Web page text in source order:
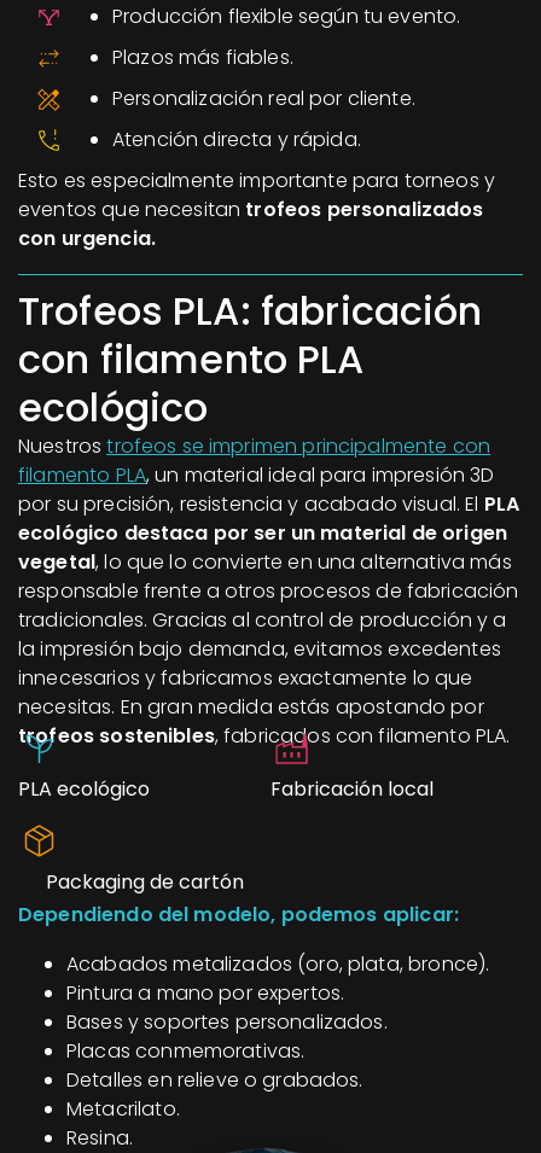
Producción flexible según tu evento.
Plazos más fiables.
Personalización real por cliente.
Atención directa y rápida.
Esto es especialmente importante para torneos y
eventos que necesitan trofeos personalizados
con urgencia.
Trofeos PLA: fabricación
con filamento PLA
ecológico
Nuestrostrofeos se imprimen principalmente con
filamento PLA, un material ideal para impresión 3D
por su precisión, resistencia y acabado visual. El PLA
ecológico destaca por ser un material de origen
vegetal, lo que lo convierte en una alternativa más
responsable frente a otros procesos de fabricación
tradicionales. Gracias al control de producción y a
la impresión bajo demanda, evitamos excedentes
innecesarios y fabricamos exactamente lo que
necesitas. En gran medida estás apostando por
trofeos sostenibles, fabricados con filamento PLA.
PLA ecológico
Fabricación local
Packaging de cartón
Dependiendo del modelo, podemos aplicar:
Acabados metalizados (oro, plata, bronce).
Pintura a mano por expertos.
Bases y soportes personalizados.
Placas conmemorativas.
Detalles en relieve o grabados.
Metacrilato.
Resina.